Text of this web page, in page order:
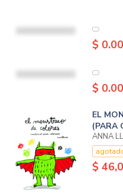
$ 0.00
$ 0.00
EL
(PARA
ANNA
$